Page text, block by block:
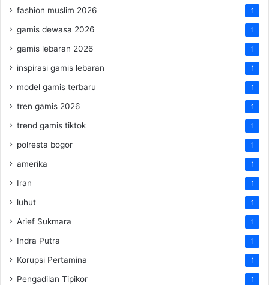
fashion muslim 2026 1
gamis dewasa 2026 1
gamis lebaran 2026 1
inspirasi gamis lebaran 1
model gamis terbaru 1
tren gamis 2026 1
trend gamis tiktok 1
polresta bogor 1
amerika 1
Iran 1
luhut 1
Arief Sukmara 1
Indra Putra 1
Korupsi Pertamina 1
Pengadilan Tipikor 1